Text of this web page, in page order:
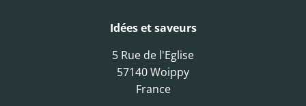
Idées et saveurs
5 Rue de l'Eglise
57140 Woippy
France